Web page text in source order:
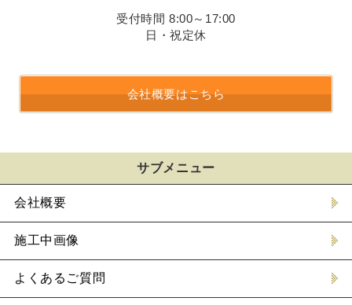
受付時間 8:00～17:00
日・祝定休
会社概要はこちら
サブメニュー
会社概要
施工中画像
よくあるご質問